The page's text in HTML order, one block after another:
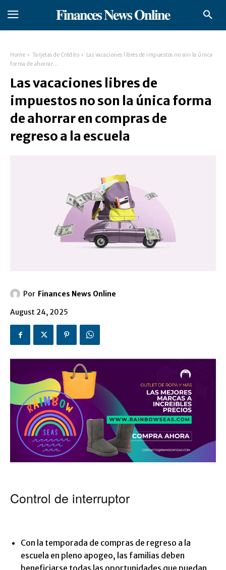
𝐅𝐢𝐧𝐚𝐧𝐜𝐞𝐬 𝐍𝐞𝐰𝐬 𝐎𝐧𝐥𝐢𝐧𝐞
Home Tarjetas de Crédito
Las vacaciones libres de impuestos no son la única
forma de ahorrar...
Las vacaciones libres de
impuestos no son la única forma
de ahorrar en compras de
regreso a la escuela
Por Finances News Online
August 24, 2025
Control de interruptor
Con la temporada de compras de regreso a la
escuela en pleno apogeo, las familias deben